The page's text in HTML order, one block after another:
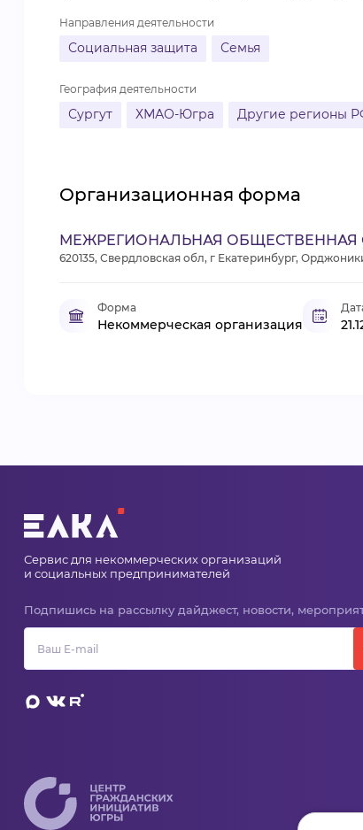
Направления деятельности
Социальная защита Семья
География деятельности
Сургут ХМАО-Югра Другие регионы
Организационная форма
МЕЖРЕГИОНАЛЬНАЯ
620135, Свердловская обл, г Екатеринбург,
Форма
Некоммерческая организация
Сервис для некоммерческих организаций
и социальных предпринимателей
Подпишись на рассылку дайджест, новости,